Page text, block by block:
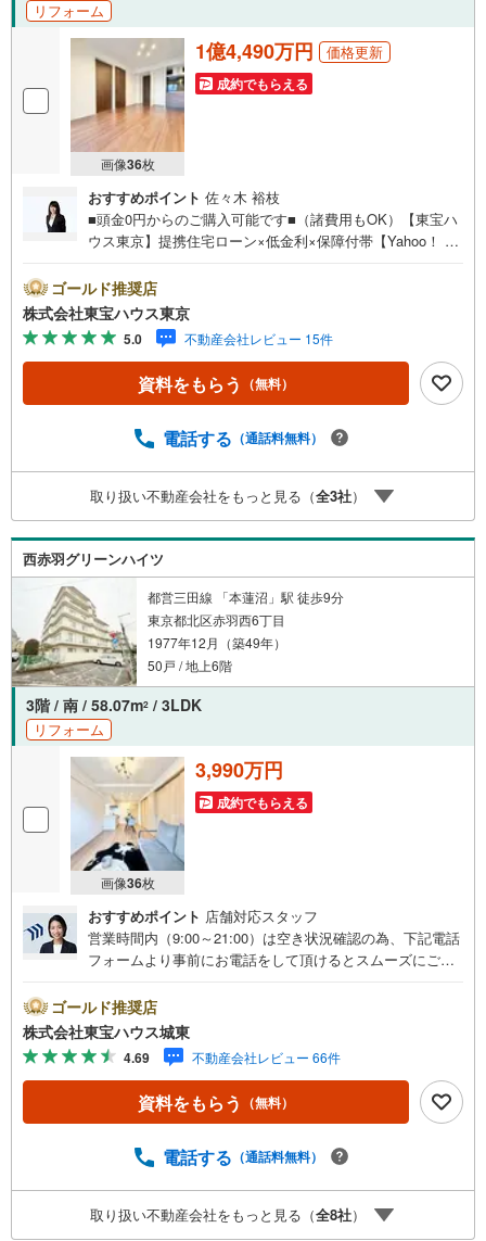
リフォーム
画像36枚
1億4,490万円 価格更新
成約でもらえる
おすすめポイント 佐々木 裕枝
■頭金0円からのご購入可能です■（諸費用もOK）【東宝ハ
ウス東京】提携住宅ローン×低金利×保障付帯【Yahoo！ 不
ayボーナスライトがもらえる「Yahoo！ 不動産 物件ご成約
キャンペーン」の対象になります。「資料をもらう」「見
学予約をする」ボタンからお問い合わせください。※必ずY
ahoo！ JAPAN IDでログインしてください。※PayPayボー
ナスライトは出金と譲渡はできません。ご案内・詳細な資
料のご請求はお気軽にどうぞ♪お電話でのお問い合わせも
ゴールド推奨店
株式会社東宝ハウス東京
5.0 不動産会社レビュー 15件
資料をもらう （無料）
電話する （通話料無料）
取り扱い不動産会社をもっと見る（全3社）
西赤羽グリーンハイツ
都営三田線 「本蓮沼」駅 徒歩9分
東京都北区赤羽西6丁目
1977年12月（築49年）
50戸 / 地上6階
3階 / 南 / 58.07m2 / 3LDK
リフォーム
画像36枚
3,990万円
成約でもらえる
おすすめポイント 店舗対応スタッフ
営業時間内（9:00～21:00）は空き状況確認の為、下記電話
フォームより事前にお電話をして頂けるとスムーズにご案
カレンダーの作成▽ご購入後もお客様の人生のパートナー
として暮らしの「安心」を守り続けます。【Yahoo！ 不動
産キャンペーン対象店舗】当店で物件を成約するとPayPay
ボーナスライトがもらえる「Yahoo！ 不動産 物件ご成約キ
ャンペーン」の対象になります。「資料をもらう」「見学
予約をする」ボタンからお問い合わせください。※必ずYah
スライトは出金と譲渡はできません。ご案内・詳細な資料
（諸費用もOK）お気軽にお問い合わせください。
ゴールド推奨店
株式会社東宝ハウス城東
4.69 不動産会社レビュー 66件
資料をもらう （無料）
電話する （通話料無料）
取り扱い不動産会社をもっと見る（全8社）